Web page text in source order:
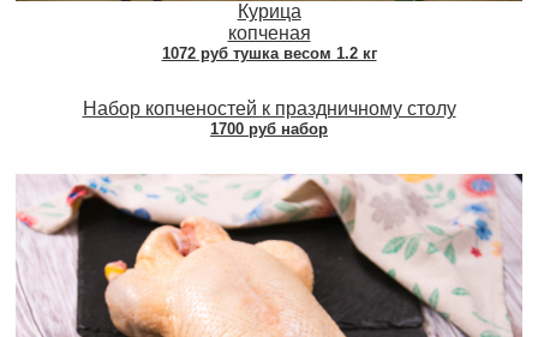
Курица
копченая
1072 руб тушка весом 1.2 кг
Набор копченостей к праздничному столу
1700 руб набор